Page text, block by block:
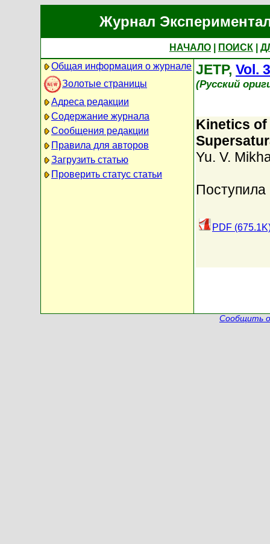
Журнал
НАЧАЛО ПОИСК
Общая информация о журнале
Золотые страницы
Адреса редакции
Содержание журнала
Сообщения редакции
Правила для авторов
Загрузить статью
Проверить статус статьи
JETP, Vol.
(Русский
Kinetics of
Yu. V.
PDF
Сообщить о